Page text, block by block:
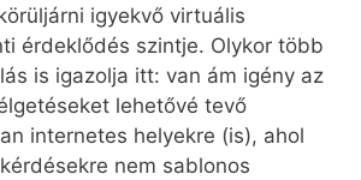
igyekvő virtuális
érdeklődés szintje. Olykor több
is igazolja itt: van ám igény az
lehetővé tevő
internetes helyekre (is), ahol
nem sablonos